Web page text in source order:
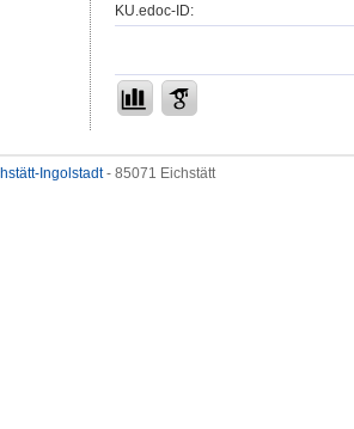
KU.edoc-ID:
Ingolstadt- 85071 Eichstätt